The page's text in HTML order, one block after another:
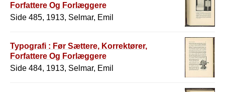
Forfattere Og Forlæggere
Side 485, 1913, Selmar, Emil
Typografi : Før Sættere, Korrektører,
Forfattere Og Forlæggere
Side 484, 1913, Selmar, Emil